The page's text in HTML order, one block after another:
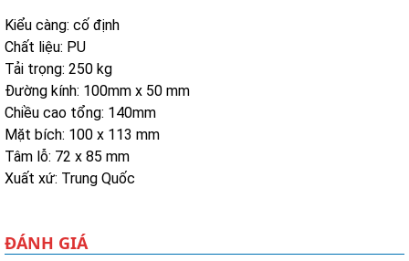
Kiểu càng: cố định
Chất liệu: PU
Tải trọng: 250 kg
Đường kính: 100mm x 50 mm
Chiều cao tổng: 140mm
Mặt bích: 100 x 113 mm
Tâm lỗ: 72 x 85 mm
Xuất xứ: Trung Quốc
ĐÁNH GIÁ